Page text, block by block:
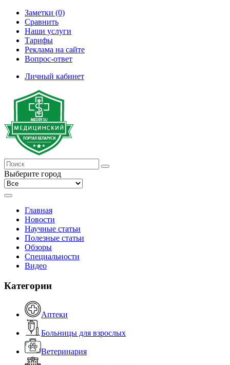
Заметки (0)
Сравнить
Наши услуги
Тарифы
Реклама на сайте
Вопрос-ответ
Личный кабинет
Выберите город
Главная
Новости
Научные статьи
Полезные статьи
Обзоры
Специальности
Видео
Категории
Аптеки
Больницы для взрослых
Ветеринария